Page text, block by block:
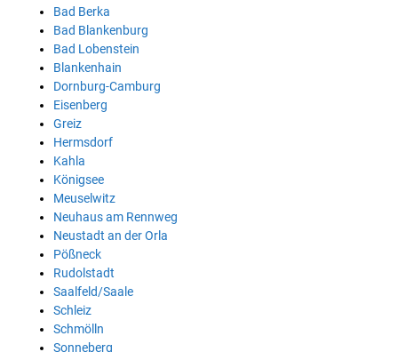
Bad Berka
Bad Blankenburg
Bad Lobenstein
Blankenhain
Dornburg-Camburg
Eisenberg
Greiz
Hermsdorf
Kahla
Königsee
Meuselwitz
Neuhaus am Rennweg
Neustadt an der Orla
Pößneck
Rudolstadt
Saalfeld/Saale
Schleiz
Schmölln
Sonneberg